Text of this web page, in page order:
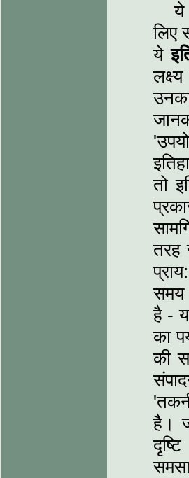
ये
लिए
ये
तो
तरह
समय
है -
का
की
है।